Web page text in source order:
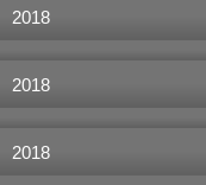
2018
2018
2018